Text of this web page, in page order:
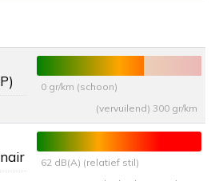
0 gr/km (schoon)
(vervuilend) 300 gr/km
62 dB(A) (relatief stil)